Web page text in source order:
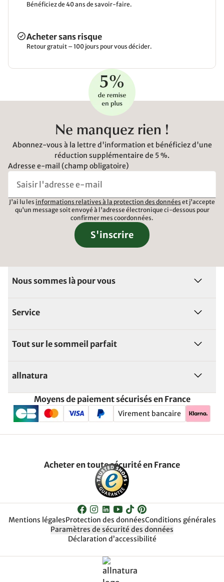
Bénéficiez de 40 ans de savoir-faire.
Acheter sans risque
Retour gratuit – 100 jours pour vous décider.
Ne manquez rien !
Abonnez-vous à la lettre d'information et bénéficiez d'une
réduction supplémentaire de 5 %.
Adresse e-mail (champ obligatoire)
J'ai lu les informations relatives à la protection des données et j'accepte
qu'un message soit envoyé à l'adresse électronique ci-dessous pour
confirmer mes coordonnées.
S'inscrire
Nous sommes là pour vous
Service
Tout sur le sommeil parfait
allnatura
Moyens de paiement sécurisés en France
Virement bancaire
Acheter en toute sécurité en France
Mentions légalesProtection des donnéesConditions générales
Paramètres de sécurité des données
Déclaration d’accessibilité